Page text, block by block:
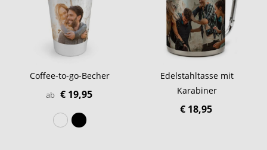
Coffee-to-go-Becher
ab € 19,95
Edelstahltasse mit
Karabiner
€ 18,95